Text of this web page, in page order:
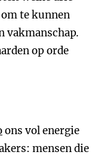
te kunnen
vakmanschap.
op orde
ons vol energie
mensen die